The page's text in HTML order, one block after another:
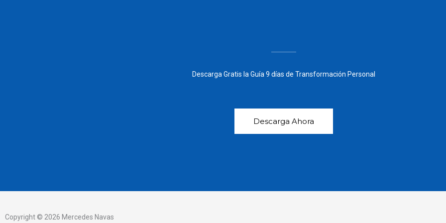
Descarga Gratis la Guía 9 días de Transformación Personal
Descarga Ahora
Copyright © 2026 Mercedes Navas